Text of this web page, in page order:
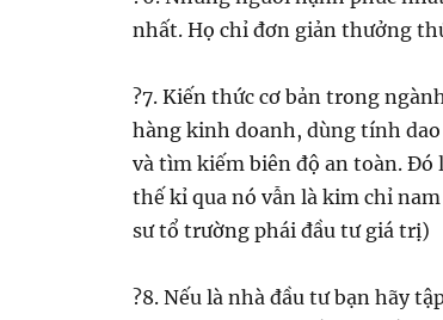
nhất. Họ chỉ đơn giản thưởng
?7. Kiến thức cơ bản trong
hàng kinh doanh, dùng tính
và tìm kiếm biên độ an toàn. Đó
thế kỉ qua nó vẫn là kim chỉ
sư tổ trường phái đầu tư giá trị)
?8. Nếu là nhà đầu tư bạn hãy